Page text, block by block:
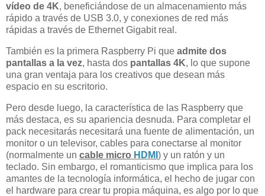
vídeo de 4K, beneficiándose de un almacenamiento más
rápido a través de USB 3.0, y conexiones de red más
rápidas a través de Ethernet Gigabit real.
También es la primera Raspberry Pi que admite dos
pantallas a la vez, hasta dos pantallas 4K, lo que supone
una gran ventaja para los creativos que desean más
espacio en su escritorio.
Pero desde luego, la característica de las Raspberry que
más destaca, es su apariencia desnuda. Para completar el
pack necesitarás necesitará una fuente de alimentación, un
monitor o un televisor, cables para conectarse al monitor
(normalmente un cable micro HDMI ) y un ratón y un
teclado. Sin embargo, el romanticismo que implica para los
amantes de la tecnología informática, el hecho de jugar con
el hardware para crear tu propia máquina, es algo por lo que